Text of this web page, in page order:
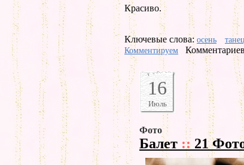
Красиво.
Ключевые слова: осень
танец
Комментируем
16
Июль
Фото
Балет ::21